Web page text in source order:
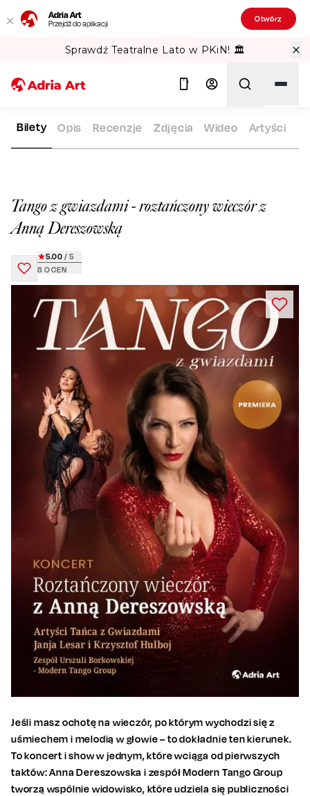
Adria Art
Przejdź do aplikacji Otwórz
Sprawdź Teatralne Lato w PKiN! 🏛️
ADRIA ART REPERTUAR TANGO Z GWIAZDAMI -
Tango z gwiazdami - roztańczony wieczór z
Anną Dereszowską
8 OCEN
5.00 / 5
Bilety Opis Recenzje Zdjęcia Wideo Artyści
Jeśli masz ochotę na wieczór, po którym wychodzi się z
uśmiechem i melodią w głowie – to dokładnie ten kierunek.
To koncert i show w jednym, które wciąga od pierwszych
taktów: Anna Dereszowska i zespół Modern Tango Group
tworzą wspólnie widowisko, które udziela się publiczności